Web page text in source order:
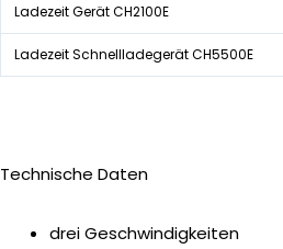
Ladezeit Gerät CH2100E
Ladezeit Schnellladegerät CH5500E
Technische Daten
drei Geschwindigkeiten